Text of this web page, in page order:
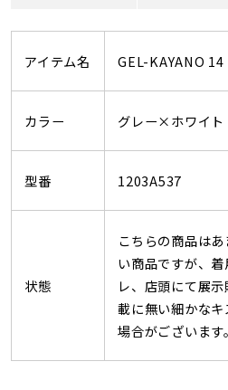
アイテム名 GEL-KAYANO 14
カラー グレー×ホワイト
型番 1203A537
状態
こちらの商品は
い商品ですが、
レ、店頭にて展
載に無い細かな
場合がございます。